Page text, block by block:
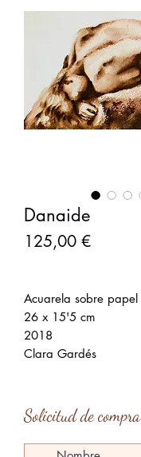
Danaide
125,00 €Precio
Acuarela sobre papel
26 x 15'5 cm
2018
Clara Gardés
Solicitud de compra